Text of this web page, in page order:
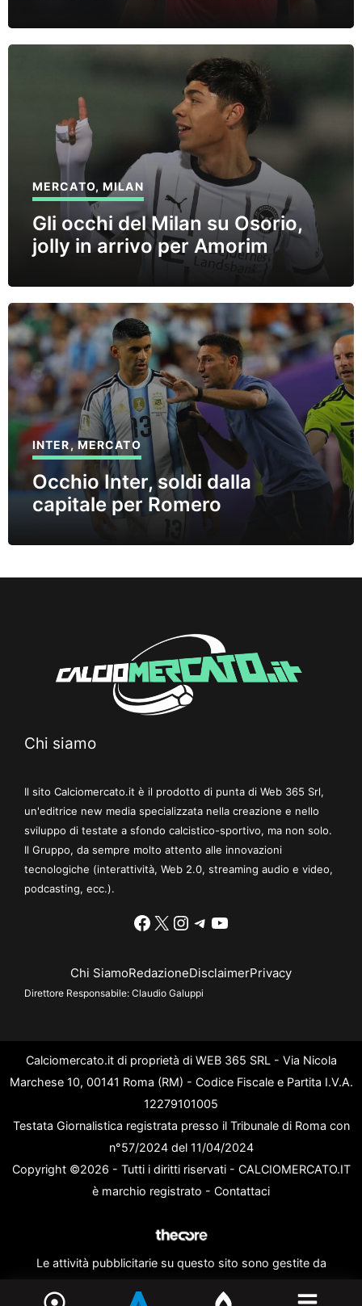
MERCATO,MILAN
Gli occhi del Milan su Osorio,
jolly in arrivo per Amorim
INTER,MERCATO
Occhio Inter, soldi dalla
capitale per Romero
Chi siamo
Il sito Calciomercato.it è il prodotto di punta di Web 365 Srl,
un'editrice new media specializzata nella creazione e nello
sviluppo di testate a sfondo calcistico-sportivo, ma non solo.
Il Gruppo, da sempre molto attento alle innovazioni
tecnologiche (interattività, Web 2.0, streaming audio e video,
podcasting, ecc.).
Facebook
X Instagram
Telegram
YouTube
Chi SiamoRedazioneDisclaimerPrivacy
Direttore Responsabile: Claudio Galuppi
Calciomercato.it di proprietà di WEB 365 SRL - Via Nicola
Marchese 10, 00141 Roma (RM) - Codice Fiscale e Partita I.V.A.
12279101005
Testata Giornalistica registrata presso il Tribunale di Roma con
n°57/2024 del 11/04/2024
Copyright ©2026 - Tutti i diritti riservati - CALCIOMERCATO.IT
è marchio registrato - Contattaci
Le attività pubblicitarie su questo sito sono gestite da